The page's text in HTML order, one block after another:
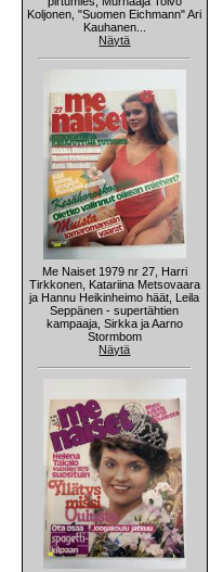
Koljonen, "Suomen Eichmann" Ari
Kauhanen...
Näytä
Me Naiset 1979 nr 27, Harri
Tirkkonen, Katariina Metsovaara
ja Hannu Heikinheimo häät, Leila
Seppänen - supertähtien
kampaaja, Sirkka ja Aarno
Stormbom
Näytä